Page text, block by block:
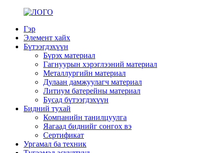
Гэр
Элемент хайх
Бүтээгдэхүүн
Бүрэх материал
Гагнуурын хэрэглээний материал
Металлургийн материал
Дулаан дамжуулагч материал
Литиум батерейны материал
Бусад бүтээгдэхүүн
Бидний тухай
Компанийн танилцуулга
Яагаад биднийг сонгох вэ
Сертификат
Ургамал ба техник